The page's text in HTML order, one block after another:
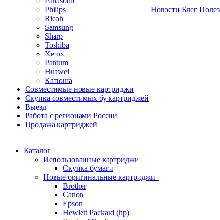
Philips
Ricoh
Samsung
Sharp
Toshiba
Xerox
Pantum
Huawei
Катюша
Совместимые новые картриджи
Скупка совместимых бу картриджей
Выезд
Работа с регионами России
Продажа картриджей
Новости Блог
Каталог
Использованные картриджи
Скупка бумаги
Новые оригинальные картриджи
Brother
Canon
Epson
Hewlett Packard (hp)